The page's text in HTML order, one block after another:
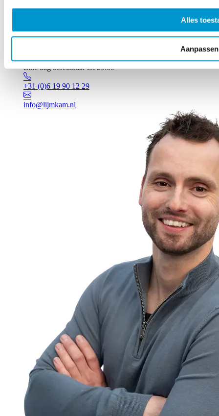
Alles
Aanpassen
Elke dag bereikbaar tot 20:00
+31 (0)6 19 90 12 29
info@lijmkam.nl